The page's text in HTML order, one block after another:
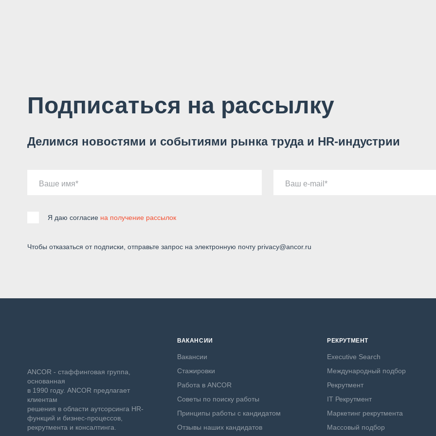
Подписаться на рассылку
Делимся новостями и событиями рынка труда и HR-индустрии
Ваше имя Ваш e-mail
Я даю согласие на получение рассылок
Чтобы отказаться от подписки, отправьте запрос на электронную почту privacy@ancor.ru
ANCOR - стаффинговая группа,
основанная
в 1990 году. ANCOR предлагает
клиентам
решения в области аутсорсинга HR-
функций и бизнес-процессов,
рекрутмента и консалтинга.
ВАКАНСИИ
Вакансии
Стажировки
Работа в ANCOR
Советы по поиску работы
Принципы работы с кандидатом
Отзывы наших кандидатов
РЕКРУТМЕНТ
Executive Search
Международный подбор
Рекрутмент
IT Рекрутмент
Маркетинг рекрутмента
Массовый подбор